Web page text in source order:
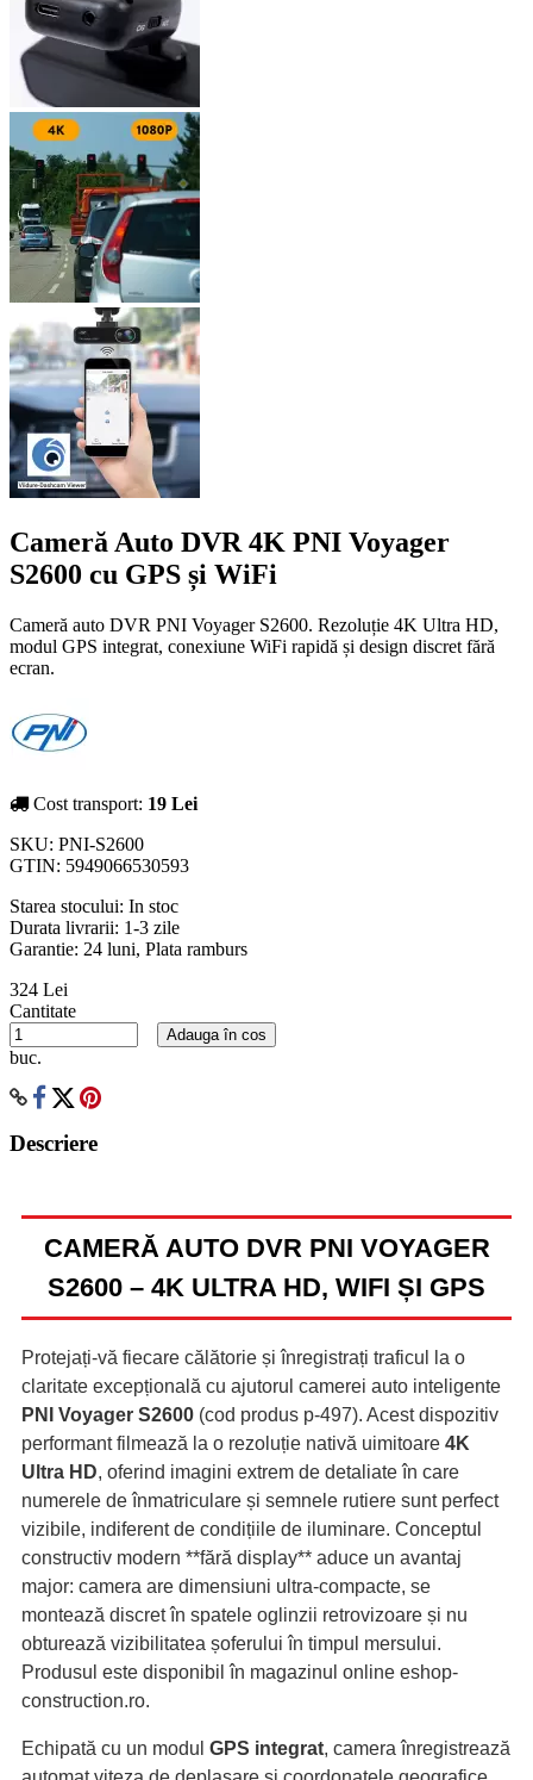
Cameră Auto DVR 4K PNI Voyager
S2600 cu GPS și WiFi
Cameră auto DVR PNI Voyager S2600. Rezoluție 4K Ultra HD,
modul GPS integrat, conexiune WiFi rapidă și design discret fără
ecran.
Cost transport: 19 Lei
SKU: PNI-S2600
GTIN: 5949066530593
Starea stocului: In stoc
Durata livrarii: 1-3 zile
Garantie: 24 luni, Plata ramburs
324 Lei
Cantitate
buc.
Adauga în cos
Descriere
CAMERĂ AUTO DVR PNI VOYAGER
S2600 – 4K ULTRA HD, WIFI ȘI GPS
Protejați-vă fiecare călătorie și înregistrați traficul la o
claritate excepțională cu ajutorul camerei auto inteligente
PNI Voyager S2600 (cod produs p-497). Acest dispozitiv
performant filmează la o rezoluție nativă uimitoare 4K
Ultra HD, oferind imagini extrem de detaliate în care
numerele de înmatriculare și semnele rutiere sunt perfect
vizibile, indiferent de condițiile de iluminare. Conceptul
constructiv modern **fără display** aduce un avantaj
major: camera are dimensiuni ultra-compacte, se
montează discret în spatele oglinzii retrovizoare și nu
obturează vizibilitatea șoferului în timpul mersului.
Produsul este disponibil în magazinul online eshop-
construction.ro.
Echipată cu un modul GPS integrat, camera înregistrează